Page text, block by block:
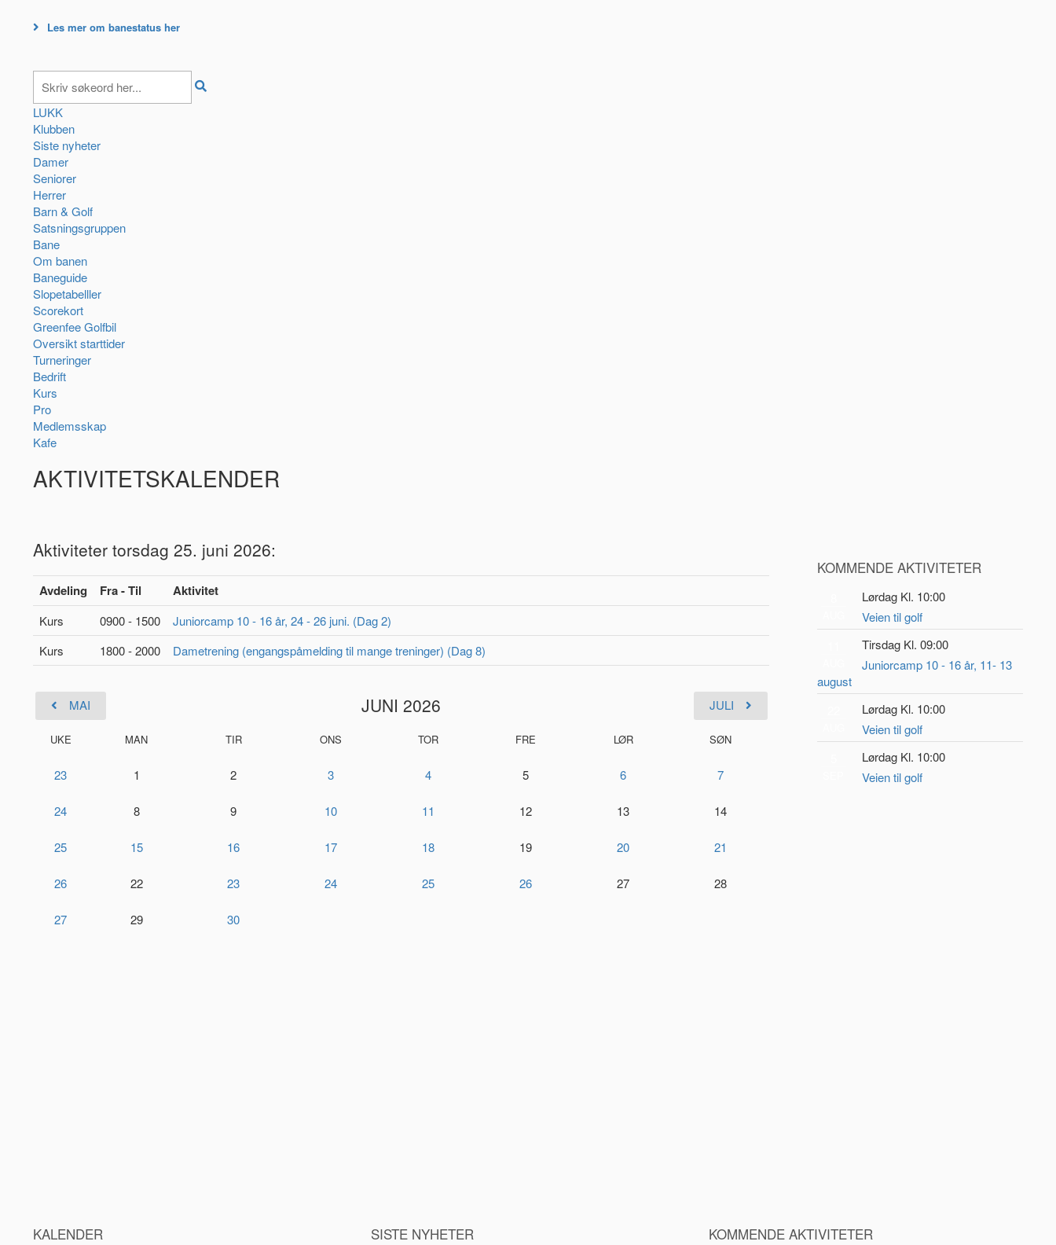
Les mer om banestatus her
LUKK
Klubben
Siste nyheter
Damer
Seniorer
Herrer
Barn & Golf
Satsningsgruppen
Bane
Om banen
Baneguide
Slopetabelller
Scorekort
Greenfee Golfbil
Oversikt starttider
Turneringer
Bedrift
Kurs
Pro
Medlemsskap
Kafe
AKTIVITETSKALENDER
Aktiviteter torsdag 25. juni 2026:
Avdeling Fra - Til Aktivitet
Kurs 0900 - 1500
Juniorcamp 10 - 16 år, 24 - 26 juni. (Dag 2)
Kurs
1800 - 2000 Dametrening (engangspåmelding til mange treninger) (Dag 8)
MAI JULI
JUNI 2026
UKE MAN TIR ONS TOR FRE LØR SØN
23 1 2 3 4 5 6 7
24 8 9 10 11 12 13 14
25 15 16 17 18 19 20 21
26 22 23 24 25 26 27 28
27 29 30
KOMMENDE AKTIVITETER
Lørdag Kl. 10:00
Veien til golf
Tirsdag Kl. 09:00
Juniorcamp 10 - 16 år, 11- 13
august
Lørdag Kl. 10:00
Veien til golf
Lørdag Kl. 10:00
Veien til golf
KALENDER SISTE NYHETER KOMMENDE AKTIVITETER